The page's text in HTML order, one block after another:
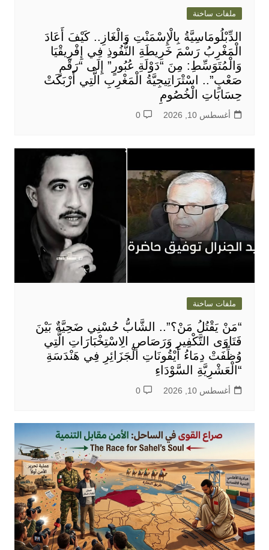
ملفات ساخنة
الدِّبْلُومَاسِيَّةُ بِالْإِسْمَنْتِ وَالْغَازِ.. كَيْفَ أَعَادَ
الْمَغْرِبُ رَسْمَ خَرِيطَةِ النُّفُوذِ فِي إِفْرِيقْيَا
وَالْمُتَوَسِّطِ: مِنَ “دَوْلَةِ عُبُورٍ” إِلَى “رَقْمٍ
صَعْبٍ”.. اسْتْرَاتِيجِيَّةُ الْمَغْرِبِ الَّتِي أَرْبَكَتْ
حِسَابَاتِ الْخُصُومِ
أغسطس 10, 2026 0
ملفات ساخنة
“مَنْ يَقْتُلُ مَنْ؟”.. الشَّابُّ حُسْنِي ضَحِيَّةٌ بَيْنَ
فَتَاوَى التَّكْفِيرِ وَرَصَاصِ الِاسْتِخْبَارَاتِ الَّتِي
وُظِّفَتْ دِمَاءُ أَيْقُونَاتِ الْجَزَائِرِ فِي هَنْدَسَةِ
“الْعَشْرِيَّةِ السَّوْدَاءِ
أغسطس 10, 2026 0